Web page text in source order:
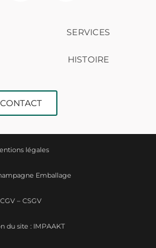
SERVICES
HISTOIRE
CONTACT
légales
Emballage
CGV – CSGV
du site : IMPAAKT